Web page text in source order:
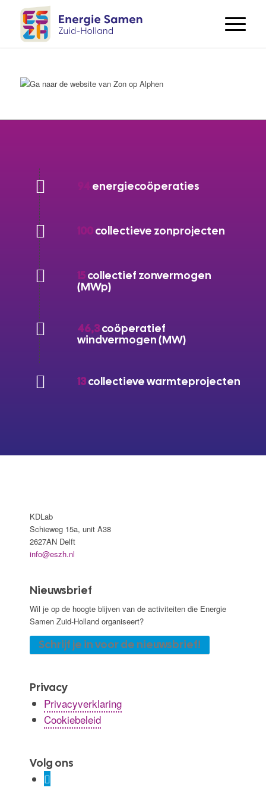
energiecoöperaties
100collectieve zonprojecten
15collectief zonvermogen
(MWp)
46,3coöperatief
windvermogen (MW)
13collectieve warmteprojecten
KDLab
Schieweg 15a, unit A38
2627AN Delft
info@eszh.nl
Nieuwsbrief
Wil je op de hoogte blijven van de activiteiten die Energie
Samen Zuid-Holland organiseert?
Schrijf je in voor de nieuwsbrief!
Privacy
Privacyverklaring
Cookiebeleid
Volg ons